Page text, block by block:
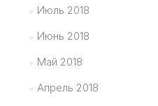
Июль 2018
Июнь 2018
Май 2018
Апрель 2018